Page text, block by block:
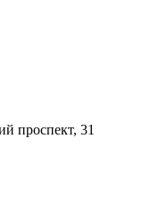
проспект, 31